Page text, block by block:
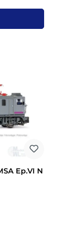
Ep.VI N